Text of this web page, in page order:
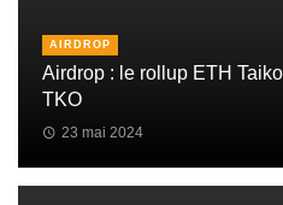
AIRDROP
Airdrop : le rollup ETH
TKO
23 mai 2024